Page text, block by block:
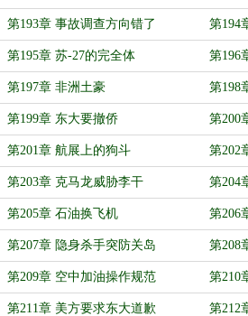
第193章 事故调查方向错了 第194
第195章 苏-27的完全体 第196
第197章 非洲土豪 第198
第199章 东大要撤侨 第200
第201章 航展上的狗斗 第202
第203章 克马龙威胁李干 第204
第205章 石油换飞机 第206
第207章 隐身杀手突防关岛 第208
第209章 空中加油操作规范 第210
第211章 美方要求东大道歉 第212